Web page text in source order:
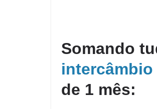
Somando
intercâmbio
de 1 mês: